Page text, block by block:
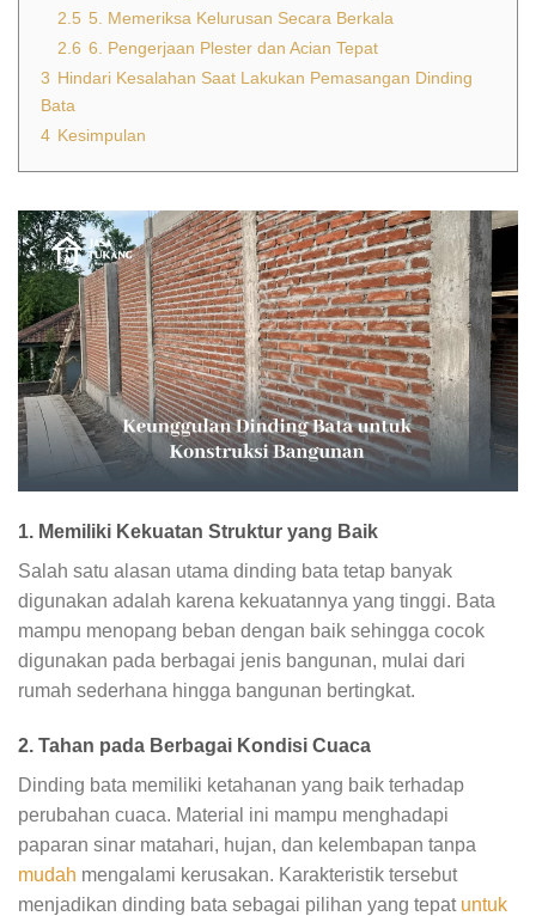
2.5 5. Memeriksa Kelurusan Secara Berkala
2.6 6. Pengerjaan Plester dan Acian Tepat
3 Hindari Kesalahan Saat Lakukan Pemasangan Dinding
Bata
4 Kesimpulan
1. Memiliki Kekuatan Struktur yang Baik
Salah satu alasan utama dinding bata tetap banyak
digunakan adalah karena kekuatannya yang tinggi. Bata
mampu menopang beban dengan baik sehingga cocok
digunakan pada berbagai jenis bangunan, mulai dari
rumah sederhana hingga bangunan bertingkat.
2. Tahan pada Berbagai Kondisi Cuaca
Dinding bata memiliki ketahanan yang baik terhadap
perubahan cuaca. Material ini mampu menghadapi
paparan sinar matahari, hujan, dan kelembapan tanpa
mudah mengalami kerusakan. Karakteristik tersebut
menjadikan dinding bata sebagai pilihan yang tepat untuk